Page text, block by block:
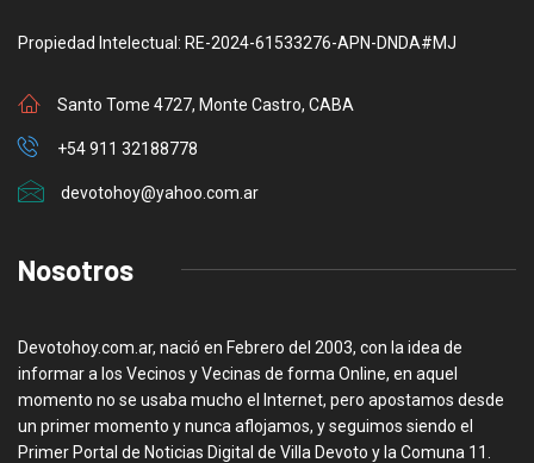
Propiedad Intelectual: RE-2024-61533276-APN-DNDA#MJ
Santo Tome 4727, Monte Castro, CABA
+54 911 32188778
devotohoy@yahoo.com.ar
Nosotros
Devotohoy.com.ar, nació en Febrero del 2003, con la idea de
informar a los Vecinos y Vecinas de forma Online, en aquel
momento no se usaba mucho el Internet, pero apostamos desde
un primer momento y nunca aflojamos, y seguimos siendo el
Primer Portal de Noticias Digital de Villa Devoto y la Comuna 11.